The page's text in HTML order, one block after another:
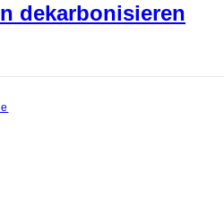
dekarbonisieren